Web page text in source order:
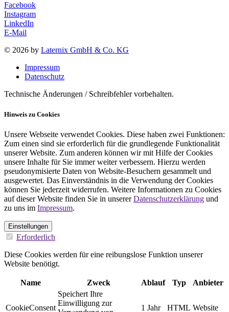
Facebook
Instagram
LinkedIn
E-Mail
© 2026 by Laternix GmbH & Co. KG
Impressum
Datenschutz
Technische Änderungen / Schreibfehler vorbehalten.
Hinweis zu Cookies
Unsere Webseite verwendet Cookies. Diese haben zwei Funktionen:
Zum einen sind sie erforderlich für die grundlegende Funktionalität
unserer Website. Zum anderen können wir mit Hilfe der Cookies
unsere Inhalte für Sie immer weiter verbessern. Hierzu werden
pseudonymisierte Daten von Website-Besuchern gesammelt und
ausgewertet. Das Einverständnis in die Verwendung der Cookies
können Sie jederzeit widerrufen. Weitere Informationen zu Cookies
auf dieser Website finden Sie in unsererDatenschutzerklärung und
zu uns im Impressum.
Einstellungen
Erforderlich
Diese Cookies werden für eine reibungslose Funktion unserer
Website benötigt.
Name Zweck Ablauf Typ Anbieter
CookieConsent
Speichert Ihre
Einwilligung zur
1 Jahr HTML Website